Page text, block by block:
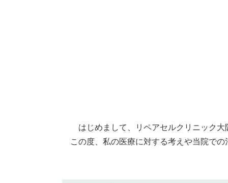
はじめまして、リペアセルクリニック大
この度、私の医療に対する考えや当院で